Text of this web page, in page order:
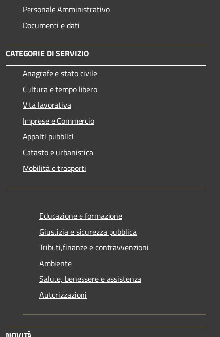
Personale Amministrativo
Documenti e dati
CATEGORIE DI SERVIZIO
Anagrafe e stato civile
Cultura e tempo libero
Vita lavorativa
Imprese e Commercio
Appalti pubblici
Catasto e urbanistica
Mobilità e trasporti
Educazione e formazione
Giustizia e sicurezza pubblica
Tributi,finanze e contravvenzioni
Ambiente
Salute, benessere e assistenza
Autorizzazioni